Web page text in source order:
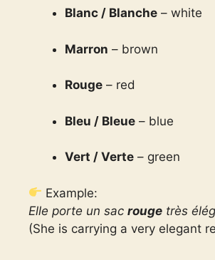
Blanc / Blanche – white
Marron – brown
Rouge – red
Bleu / Bleue – blue
Vert / Verte – green
Example:
Elle porte un sac rouge très
(She is carrying a very elegant